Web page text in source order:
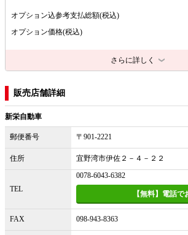
オプション込参考支払総額(税込)
オプション価格(税込)
さらに詳しく
販売店舗詳細
新栄自動車
郵便番号 〒901-2221
住所 宜野湾市伊佐２－４－２２
TEL
0078-6043-6382
【無料】電話で
FAX 098-943-8363